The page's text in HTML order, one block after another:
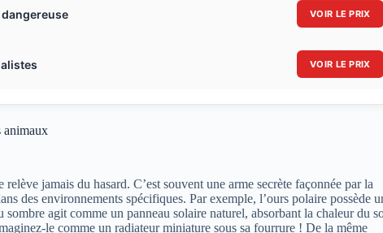
VOIR LE PRIX
VOIR LE PRIX
animaux
jamais du hasard. C’est souvent une arme secrète façonnée par la
des environnements spécifiques. Par exemple, l’ours polaire possède
sombre agit comme un panneau solaire naturel, absorbant la chaleur du
le comme un radiateur miniature sous sa fourrure ! De la même